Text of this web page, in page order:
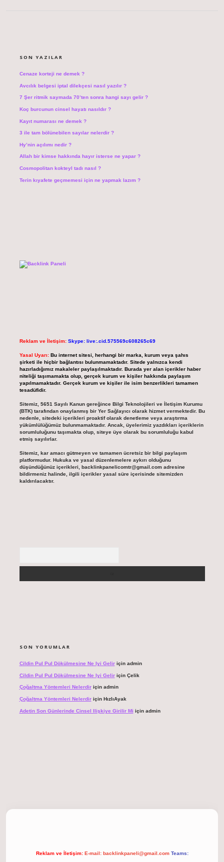
SON YAZILAR
Cenaze korteji ne demek ?
Avcılık belgesi iptal dilekçesi nasıl yazılır ?
7 Şer ritmik saymada 70’ten sonra hangi sayı gelir ?
Koç burcunun cinsel hayatı nasıldır ?
Kayıt numarası ne demek ?
3 ile tam bölünebilen sayılar nelerdir ?
Hy’nin açılımı nedir ?
Allah bir kimse hakkında hayır isterse ne yapar ?
Cosmopolitan kokteyl tadı nasıl ?
Terin kıyafete geçmemesi için ne yapmak lazım ?
Reklam ve İletişim: Skype: live:.cid.575569c608265c69
Yasal Uyarı: Bu internet sitesi, herhangi bir marka, kurum veya şahıs
şirketi ile hiçbir bağlantısı bulunmamaktadır. Sitede yalnızca kendi
hazırladığımız makaleler paylaşılmaktadır. Burada yer alan içerikler haber
niteliği taşımamakta olup, gerçek kurum ve kişiler hakkında paylaşım
yapılmamaktadır. Gerçek kurum ve kişiler ile isim benzerlikleri tamamen
tesadüfidir.
Sitemiz, 5651 Sayılı Kanun gereğince Bilgi Teknolojileri ve İletişim Kurumu
(BTK) tarafından onaylanmış bir Yer Sağlayıcı olarak hizmet vermektedir. Bu
nedenle, sitedeki içerikleri proaktif olarak denetleme veya araştırma
yükümlülüğümüz bulunmamaktadır. Ancak, üyelerimiz yazdıkları içeriklerin
sorumluluğunu taşımakta olup, siteye üye olarak bu sorumluluğu kabul
etmiş sayılırlar.
Sitemiz, kar amacı gütmeyen ve tamamen ücretsiz bir bilgi paylaşım
platformudur. Hukuka ve yasal düzenlemelere aykırı olduğunu
düşündüğünüz içerikleri, backlinkpanelicomtr@gmail.comadresine
bildirmeniz halinde, ilgili içerikler yasal süre içerisinde sitemizden
kaldırılacaktır.
SON YORUMLAR
Cildin Pul Pul Dökülmesine Ne Iyi Geliriçin admin
Cildin Pul Pul Dökülmesine Ne Iyi Geliriçin Çelik
Çoğaltma Yöntemleri Nelerdiriçin admin
Çoğaltma Yöntemleri Nelerdiriçin HızlıAyak
Adetin Son Günlerinde Cinsel Ilişkiye Girilir Mi için admin
Reklam ve İletişim: E-mail: backlinkpaneli@gmail.com Teams: